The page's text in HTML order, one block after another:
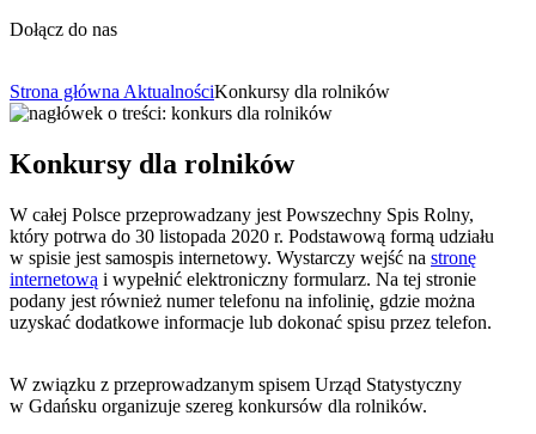
Dołącz do nas
Strona główna AktualnościKonkursy dla rolników
Konkursy dla rolników
W całej Polsce przeprowadzany jest Powszechny Spis Rolny,
który potrwa do 30 listopada 2020 r. Podstawową formą udziału
w spisie jest samospis internetowy. Wystarczy wejść na stronę
internetową i wypełnić elektroniczny formularz. Na tej stronie
podany jest również numer telefonu na infolinię, gdzie można
uzyskać dodatkowe informacje lub dokonać spisu przez telefon.
W związku z przeprowadzanym spisem Urząd Statystyczny
w Gdańsku organizuje szereg konkursów dla rolników.